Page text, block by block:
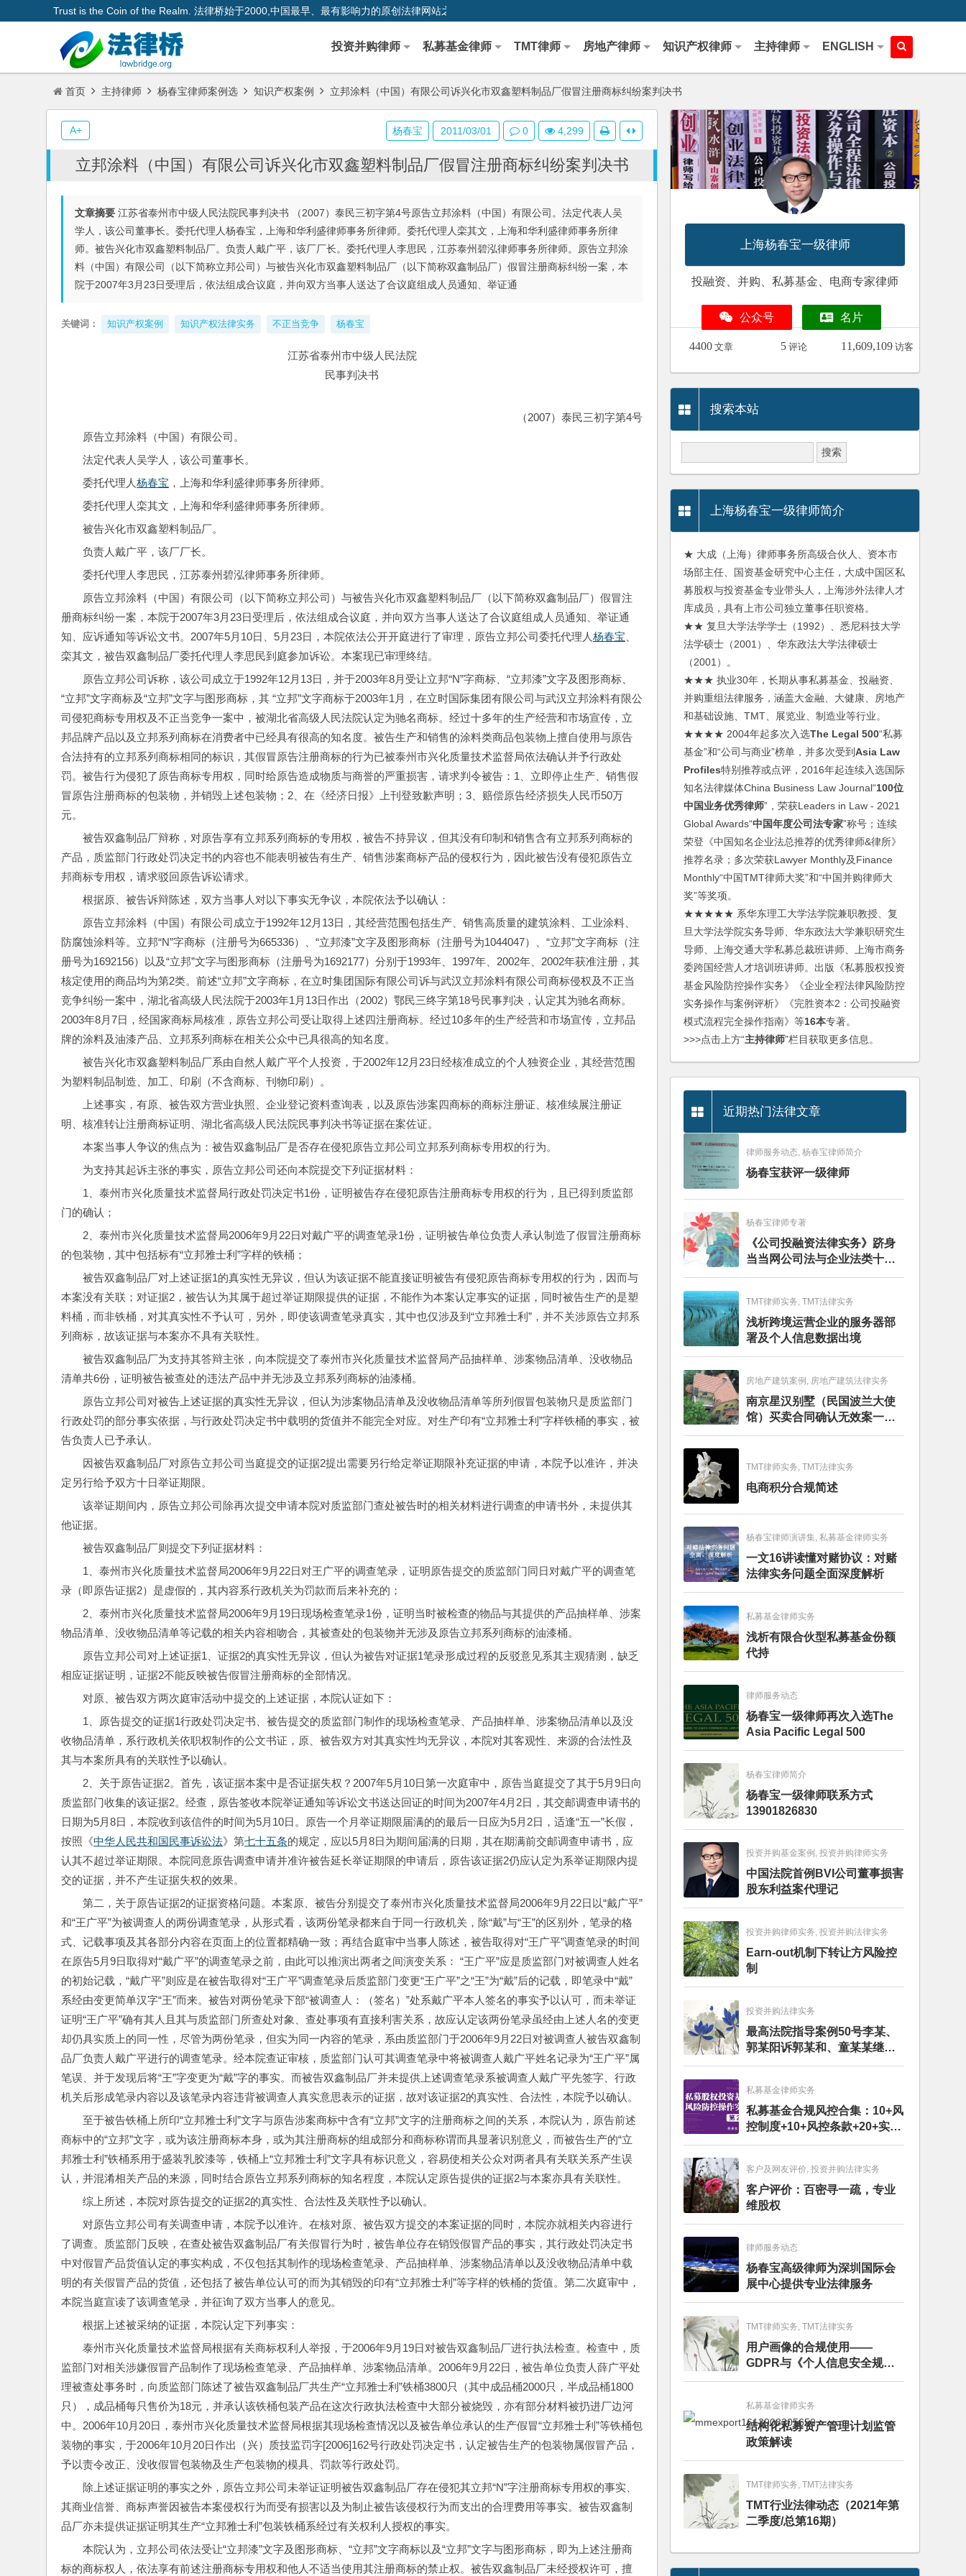
Trust is the Coin of the Realm. 法律桥始于2000,中国最早、最有影响力的原创法律网站之一
投资并购律师 私募基金律师 TMT律师 房地产律师 知识产权律师 主持律师 ENGLISH
首页 主持律师 杨春宝律师案例选 知识产权案例 立邦涂料（中国）有限公司诉兴化市双鑫塑料制品厂假冒注册商标纠纷案判决书
立邦涂料（中国）有限公司诉兴化市双鑫塑料制品厂假冒注册商标纠纷案判决书
文章摘要 江苏省泰州市中级人民法院民事判决书 （2007）泰民三初字第4号原告立邦涂料（中国）有限公司。法定代表人吴
学人，该公司董事长。委托代理人杨春宝，上海和华利盛律师事务所律师。委托代理人栾其文，上海和华利盛律师事务所律
师。被告兴化市双鑫塑料制品厂。负责人戴广平，该厂厂长。委托代理人李思民，江苏泰州碧泓律师事务所律师。原告立邦涂
料（中国）有限公司（以下简称立邦公司）与被告兴化市双鑫塑料制品厂（以下简称双鑫制品厂）假冒注册商标纠纷一案，本
院于2007年3月23日受理后，依法组成合议庭，并向双方当事人送达了合议庭组成人员通知、举证通
关键词： 知识产权案例 知识产权法律实务 不正当竞争 杨春宝
江苏省泰州市中级人民法院
民事判决书
（2007）泰民三初字第4号
原告立邦涂料（中国）有限公司。
法定代表人吴学人，该公司董事长。
委托代理人杨春宝 ，上海和华利盛律师事务所律师。
委托代理人栾其文，上海和华利盛律师事务所律师。
被告兴化市双鑫塑料制品厂。
负责人戴广平，该厂厂长。
委托代理人李思民，江苏泰州碧泓律师事务所律师。
原告立邦涂料（中国）有限公司（以下简称立邦公司）与被告兴化市双鑫塑料制品厂（以下简称双鑫制品厂）假冒注
册商标纠纷一案，本院于2007年3月23日受理后，依法组成合议庭，并向双方当事人送达了合议庭组成人员通知、举证通
知、应诉通知等诉讼文书。2007年5月10日、5月23日，本院依法公开开庭进行了审理，原告立邦公司委托代理人杨春宝
栾其文，被告双鑫制品厂委托代理人李思民到庭参加诉讼。本案现已审理终结。
原告立邦公司诉称，该公司成立于1992年12月13日，并于2003年8月受让立邦“N”字商标、“立邦漆”文字及图形商标、
“立邦”文字商标及“立邦”文字与图形商标，其 “立邦”文字商标于2003年1月，在立时国际集团有限公司与武汉立邦涂料有限公
司侵犯商标专用权及不正当竞争一案中，被湖北省高级人民法院认定为驰名商标。经过十多年的生产经营和市场宣传，立
邦品牌产品以及立邦系列商标在消费者中已经具有很高的知名度。被告生产和销售的涂料类商品包装物上擅自使用与原告
合法持有的立邦系列商标相同的标识，其假冒原告注册商标的行为已被泰州市兴化质量技术监督局依法确认并予行政处
罚。被告行为侵犯了原告商标专用权，同时给原告造成物质与商誉的严重损害，请求判令被告：1、立即停止生产、销售假
冒原告注册商标的包装物，并销毁上述包装物；2、在《经济日报》上刊登致歉声明；3、赔偿原告经济损失人民币50万
元。
被告双鑫制品厂辩称，对原告享有立邦系列商标的专用权，被告不持异议，但其没有印制和销售含有立邦系列商标的
产品，质监部门行政处罚决定书的内容也不能表明被告有生产、销售涉案商标产品的侵权行为，因此被告没有侵犯原告立
邦商标专用权，请求驳回原告诉讼请求。
根据原、被告诉辩陈述，双方当事人对以下事实无争议，本院依法予以确认：
原告立邦涂料（中国）有限公司成立于1992年12月13日，其经营范围包括生产、销售高质量的建筑涂料、工业涂料、
防腐蚀涂料等。立邦“N”字商标（注册号为665336）、“立邦漆”文字及图形商标（注册号为1044047）、“立邦”文字商标（注
册号为1692156）以及“立邦”文字与图形商标（注册号为1692177）分别于1993年、1997年、2002年、2002年获准注册，其
核定使用的商品均为第2类。前述“立邦”文字商标，在立时集团国际有限公司诉与武汉立邦涂料有限公司商标侵权及不正当
竞争纠纷一案中，湖北省高级人民法院于2003年1月13日作出（2002）鄂民三终字第18号民事判决，认定其为驰名商标。
2003年8月7日，经国家商标局核准，原告立邦公司受让取得上述四注册商标。经过10多年的生产经营和市场宣传，立邦品
牌的涂料及油漆产品、立邦系列商标在相关公众中已具很高的知名度。
被告兴化市双鑫塑料制品厂系由自然人戴广平个人投资，于2002年12月23日经核准成立的个人独资企业，其经营范围
为塑料制品制造、加工、印刷（不含商标、刊物印刷）。
上述事实，有原、被告双方营业执照、企业登记资料查询表，以及原告涉案四商标的商标注册证、核准续展注册证
明、核准转让注册商标证明、湖北省高级人民法院民事判决书等证据在案佐证。
本案当事人争议的焦点为：被告双鑫制品厂是否存在侵犯原告立邦公司立邦系列商标专用权的行为。
为支持其起诉主张的事实，原告立邦公司还向本院提交下列证据材料：
1、泰州市兴化质量技术监督局行政处罚决定书1份，证明被告存在侵犯原告注册商标专用权的行为，且已得到质监部
门的确认；
2、泰州市兴化质量技术监督局2006年9月22日对戴广平的调查笔录1份，证明被告单位负责人承认制造了假冒注册商标
的包装物，其中包括标有“立邦雅士利”字样的铁桶；
被告双鑫制品厂对上述证据1的真实性无异议，但认为该证据不能直接证明被告有侵犯原告商标专用权的行为，因而与
本案没有关联；对证据2，被告认为其属于超过举证期限提供的证据，不能作为本案认定事实的证据，同时被告生产的是塑
料桶，而非铁桶，对其真实性不予认可，另外，即使该调查笔录真实，其中也仅涉及到“立邦雅士利”，并不关涉原告立邦系
列商标，故该证据与本案亦不具有关联性。
被告双鑫制品厂为支持其答辩主张，向本院提交了泰州市兴化质量技术监督局产品抽样单、涉案物品清单、没收物品
清单共6份，证明被告被查处的违法产品中并无涉及立邦系列商标的油漆桶。
原告立邦公司对被告上述证据的真实性无异议，但认为涉案物品清单及没收物品清单等所列假冒包装物只是质监部门
行政处罚的部分事实依据，与行政处罚决定书中载明的货值并不能完全对应。对生产印有“立邦雅士利”字样铁桶的事实，被
告负责人已予承认。
因被告双鑫制品厂对原告立邦公司当庭提交的证据2提出需要另行给定举证期限补充证据的申请，本院予以准许，并决
定另行给予双方十日举证期限。
该举证期间内，原告立邦公司除再次提交申请本院对质监部门查处被告时的相关材料进行调查的申请书外，未提供其
他证据。
被告双鑫制品厂则提交下列证据材料：
1、泰州市兴化质量技术监督局2006年9月22日对王广平的调查笔录，证明原告提交的质监部门同日对戴广平的调查笔
录（即原告证据2）是虚假的，其内容系行政机关为罚款而后来补充的；
2、泰州市兴化质量技术监督局2006年9月19日现场检查笔录1份，证明当时被检查的物品与其提供的产品抽样单、涉案
物品清单、没收物品清单等记载的相关内容相吻合，其被查处的包装物并无涉及原告立邦系列商标的油漆桶。
原告立邦公司对上述证据1、证据2的真实性无异议，但认为被告对证据1笔录形成过程的反驳意见系其主观猜测，缺乏
相应证据证明，证据2不能反映被告假冒注册商标的全部情况。
对原、被告双方两次庭审活动中提交的上述证据，本院认证如下：
1、原告提交的证据1行政处罚决定书、被告提交的质监部门制作的现场检查笔录、产品抽样单、涉案物品清单以及没
收物品清单，系行政机关依职权制作的公文书证，原、被告双方对其真实性均无异议，本院对其客观性、来源的合法性及
其与本案所具有的关联性予以确认。
2、关于原告证据2。首先，该证据本案中是否证据失权？2007年5月10日第一次庭审中，原告当庭提交了其于5月9日向
质监部门收集的该证据2。经查，原告签收本院举证通知等诉讼文书送达回证的时间为2007年4月2日，其交邮调查申请书的
日期为5月8日，本院收到该信件的时间为5月10日。原告一个月举证期限届满的的最后一日应为5月2日，适逢“五一”长假，
按照《中华人民共和国民事诉讼法》第七十五条的规定，应以5月8日为期间届满的日期，其在期满前交邮调查申请书，应
认其不超过举证期限。本院同意原告调查申请并准许被告延长举证期限的申请后，原告该证据2仍应认定为系举证期限内提
交的证据，并不产生证据失权的效果。
第二，关于原告证据2的证据资格问题。本案原、被告分别提交了泰州市兴化质量技术监督局2006年9月22日以“戴广平”
和“王广平”为被调查人的两份调查笔录，从形式看，该两份笔录都来自于同一行政机关，除“戴”与“王”的区别外，笔录的格
式、记载事项及其各部分内容在页面上的位置都精确一致；再结合庭审中当事人陈述，被告取得对“王广平”调查笔录的时间
在原告5月9日取得对“戴广平”的调查笔录之前，由此可以推演出两者之间演变关系： “王广平”应是质监部门对被调查人姓名
的初始记载，“戴广平”则应是在被告取得对“王广平”调查笔录后质监部门变更“王广平”之“王”为“戴”后的记载，即笔录中“戴”
系经由变更简单汉字“王”而来。被告对两份笔录下部“被调查人：（签名）”处系戴广平本人签名的事实予以认可，而未举证
证明“王广平”确有其人且其与质监部门所查处对象、查处事项有直接利害关系，故应认定该两份笔录虽经由上述人名的变更
却仍具实质上的同一性，尽管为两份笔录，但实为同一内容的笔录，系由质监部门于2006年9月22日对被调查人被告双鑫制
品厂负责人戴广平进行的调查笔录。经本院查证审核，质监部门认可其调查笔录中将被调查人戴广平姓名记录为“王广平”属
笔误、并于发现后将“王”字变更为“戴”字的事实。而被告双鑫制品厂并未提供上述调查笔录系被调查人戴广平先签字、行政
机关后形成笔录内容以及该笔录内容违背被调查人真实意思表示的证据，故对该证据2的真实性、合法性，本院予以确认。
至于被告铁桶上所印“立邦雅士利”文字与原告涉案商标中含有“立邦”文字的注册商标之间的关系，本院认为，原告前述
商标中的“立邦”文字，或为该注册商标本身，或为其注册商标的组成部分和商标称谓而具显著识别意义，而被告生产的“立
邦雅士利”铁桶系用于盛装乳胶漆等，铁桶上“立邦雅士利”文字具有标识意义，容易使相关公众对两者具有关联关系产生误
认，并混淆相关产品的来源，同时结合原告立邦系列商标的知名程度，本院认定原告提供的证据2与本案亦具有关联性。
综上所述，本院对原告提交的证据2的真实性、合法性及关联性予以确认。
对原告立邦公司有关调查申请，本院予以准许。在核对原、被告双方提交的本案证据的同时，本院亦就相关内容进行
了调查。质监部门反映，在查处被告双鑫制品厂有关假冒行为时，被告单位存在销毁假冒产品的事实，其行政处罚决定书
中对假冒产品货值认定的事实构成，不仅包括其制作的现场检查笔录、产品抽样单、涉案物品清单以及没收物品清单中载
明的有关假冒产品的货值，还包括了被告单位认可的而为其销毁的印有“立邦雅士利”等字样的铁桶的货值。第二次庭审中，
本院当庭宣读了该调查笔录，并征询了双方当事人的意见。
根据上述被采纳的证据，本院认定下列事实：
泰州市兴化质量技术监督局根据有关商标权利人举报，于2006年9月19日对被告双鑫制品厂进行执法检查。检查中，质
监部门对相关涉嫌假冒产品制作了现场检查笔录、产品抽样单、涉案物品清单。2006年9月22日，被告单位负责人薛广平处
理被查处事务时，向质监部门陈述了被告双鑫制品厂共生产“立邦雅士利”铁桶3800只（其中成品桶2000只，半成品桶1800
只），成品桶每只售价为18元，并承认该铁桶包装产品在这次行政执法检查中大部分被烧毁，亦有部分材料被扔进厂边河
中。2006年10月20日，泰州市兴化质量技术监督局根据其现场检查情况以及被告单位承认的生产假冒“立邦雅士利”等铁桶包
装物的事实，于2006年10月20日作出（兴）质技监罚字[2006]162号行政处罚决定书，认定被告生产的包装物属假冒产品，
予以责令改正、没收假冒包装物及生产包装物的模具、罚款等行政处罚。
除上述证据证明的事实之外，原告立邦公司未举证证明被告双鑫制品厂存在侵犯其立邦“N”字注册商标专用权的事实、
其商业信誉、商标声誉因被告本案侵权行为而受有损害以及为制止被告该侵权行为而支出的合理费用等事实。被告双鑫制
品厂亦未提供证据证明其生产“立邦雅士利”包装铁桶系经过有关权利人授权的事实。
本院认为，立邦公司依法受让“立邦漆”文字及图形商标、“立邦”文字商标以及“立邦”文字与图形商标，即为上述注册商
标的商标权人，依法享有前述注册商标专用权和他人不适当使用其注册商标的禁止权。被告双鑫制品厂未经授权许可，擅
杨春宝 2011/03/01 0 4,299
A+
上海杨春宝一级律师
投融资、并购、私募基金、电商专家律师
公众号 名片
4400 文章 5 评论 11,609,109 访客
搜索本站
上海杨春宝一级律师简介
★ 大成（上海）律师事务所高级合伙人、资本市
场部主任、国资基金研究中心主任，大成中国区私
募股权与投资基金专业带头人，上海涉外法律人才
库成员，具有上市公司独立董事任职资格。
★★ 复旦大学法学学士（1992）、悉尼科技大学
法学硕士（2001）、华东政法大学法律硕士
（2001）。
★★★ 执业30年，长期从事私募基金、投融资、
并购重组法律服务，涵盖大金融、大健康、房地产
和基础设施、TMT、展览业、制造业等行业。
★★★★ 2004年起多次入选The Legal 500“私募
基金”和“公司与商业”榜单，并多次受到Asia Law
Profiles特别推荐或点评，2016年起连续入选国际
知名法律媒体China Business Law Journal“100位
中国业务优秀律师”，荣获Leaders in Law - 2021
Global Awards“中国年度公司法专家”称号；连续
荣登《中国知名企业法总推荐的优秀律师&律所》
推荐名录；多次荣获Lawyer Monthly及Finance
Monthly“中国TMT律师大奖”和“中国并购律师大
奖”等奖项。
★★★★★ 系华东理工大学法学院兼职教授、复
旦大学法学院实务导师、华东政法大学兼职研究生
导师、上海交通大学私募总裁班讲师、上海市商务
委跨国经营人才培训班讲师。出版《私募股权投资
基金风险防控操作实务》《企业全程法律风险防控
实务操作与案例评析》《完胜资本2：公司投融资
模式流程完全操作指南》等16本专著。
>>>点击上方“主持律师”栏目获取更多信息。
近期热门法律文章
律师服务动态, 杨春宝律师简介
杨春宝获评一级律师
杨春宝律师专著
《公司投融资法律实务》跻身
当当网公司法与企业法类十大
畅销图书榜
TMT律师实务, TMT法律实务
浅析跨境运营企业的服务器部
署及个人信息数据出境
房地产建筑案例, 房地产建筑法律实务
南京星汉别墅（民国波兰大使
馆）买卖合同确认无效案一审
判决书
TMT律师实务, TMT法律实务
电商积分合规简述
杨春宝律师演讲集, 私募基金律师实务
一文16讲读懂对赌协议：对赌
法律实务问题全面深度解析
私募基金律师实务
浅析有限合伙型私募基金份额
代持
律师服务动态
杨春宝一级律师再次入选The
Asia Pacific Legal 500
杨春宝律师简介
杨春宝一级律师联系方式
13901826830
投资并购基金案例, 投资并购律师实务
中国法院首例BVI公司董事损害
股东利益案代理记
投资并购律师实务, 投资并购法律实务
Earn-out机制下转让方风险控
制
投资并购法律实务
最高法院指导案例50号李某、
郭某阳诉郭某和、童某某继承
纠纷案
私募基金律师实务
私募基金合规风控合集：10+风
控制度+10+风控条款+20+实务
文章+每月动态
客户及网友评价, 投资并购法律实务
客户评价：百密寻一疏，专业
维股权
律师服务动态
杨春宝高级律师为深圳国际会
展中心提供专业法律服务
TMT律师实务, TMT法律实务
用户画像的合规使用——
GDPR与《个人信息安全规
范》的比较分析
私募基金律师实务
结构化私募资产管理计划监管
政策解读
TMT律师实务, TMT法律实务
TMT行业法律动态（2021年第
二季度/总第16期）